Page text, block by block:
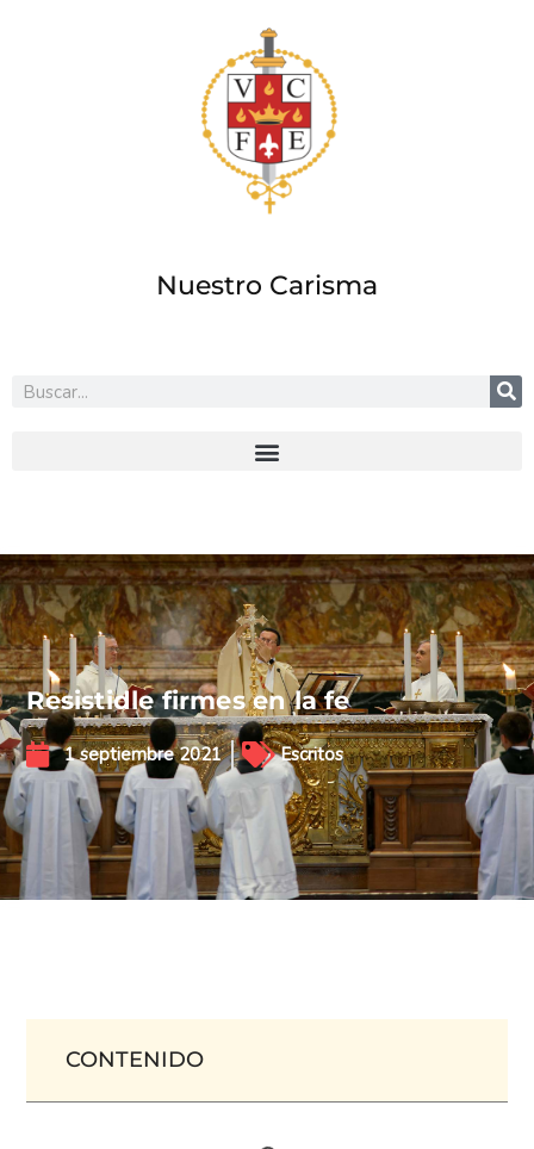
Nuestro Carisma
Resistidle firmes en la fe
1 septiembre 2021 Escritos
CONTENIDO